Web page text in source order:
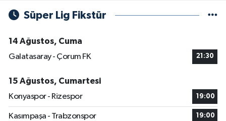
Süper Lig Fikstür
14 Ağustos, Cuma
Galatasaray - Çorum FK
21:30
15 Ağustos, Cumartesi
Konyaspor - Rizespor
19:00
Kasımpaşa - Trabzonspor 19:00